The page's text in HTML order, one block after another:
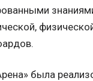
была